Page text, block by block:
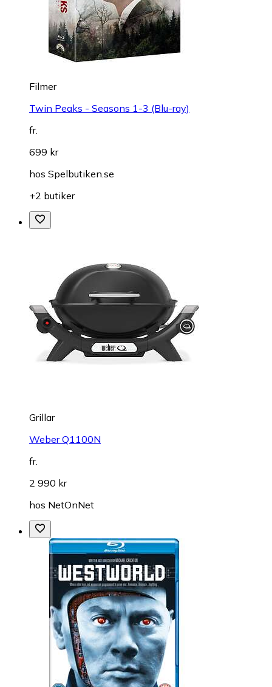
Filmer
Twin Peaks - Seasons 1-3 (Blu-ray)
fr.
699 kr
hos Spelbutiken.se
+2 butiker
Grillar
Weber Q1100N
fr.
2 990 kr
hos NetOnNet